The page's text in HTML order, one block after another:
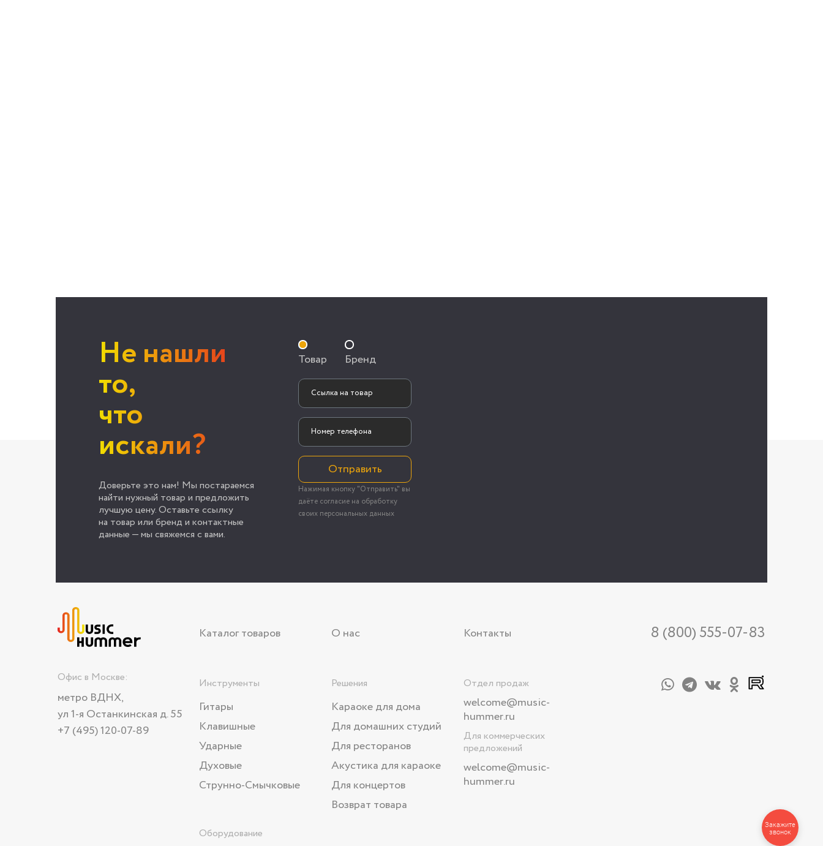
Не нашли
то,
что
искали?
Доверьте это нам! Мы постараемся
найти нужный товар и предложить
лучшую цену. Оставьте ссылку
на товар или бренд и контактные
данные — мы свяжемся с вами.
Товар Бренд
Отправить
Нажимая кнопку "Отправить" вы
даёте согласие на обработку
своих персональных данных
Каталог товаров О нас Контакты 8 (800) 555-07-83
Инструменты
Гитары
Клавишные
Ударные
Духовые
Струнно-Смычковые
Оборудование
Решения
Караоке для дома
Для домашних студий
Для ресторанов
Акустика для караоке
Для концертов
Возврат товара
Отдел продаж
welcome@music-
hummer.ru
Для коммерческих
предложений
welcome@music-
hummer.ru
Офис в Москве:
метро ВДНХ,
ул 1-я Останкинская д. 55
+7 (495) 120-07-89
Закажите